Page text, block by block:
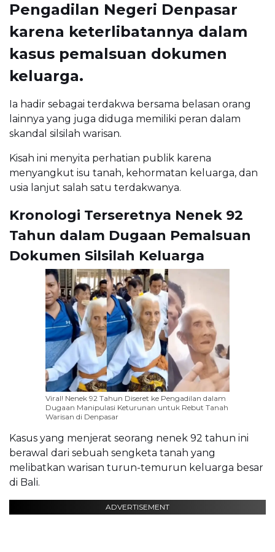
Pengadilan Negeri Denpasar
karena keterlibatannya dalam
kasus pemalsuan dokumen
keluarga.
Ia hadir sebagai terdakwa bersama belasan orang
lainnya yang juga diduga memiliki peran dalam
skandal silsilah warisan.
Kisah ini menyita perhatian publik karena
menyangkut isu tanah, kehormatan keluarga, dan
usia lanjut salah satu terdakwanya.
Kronologi Terseretnya Nenek 92
Tahun dalam Dugaan Pemalsuan
Dokumen Silsilah Keluarga
Viral! Nenek 92 Tahun Diseret ke Pengadilan dalam
Dugaan Manipulasi Keturunan untuk Rebut Tanah
Warisan di Denpasar
Kasus yang menjerat seorang nenek 92 tahun ini
berawal dari sebuah sengketa tanah yang
melibatkan warisan turun-temurun keluarga besar
di Bali.
ADVERTISEMENT